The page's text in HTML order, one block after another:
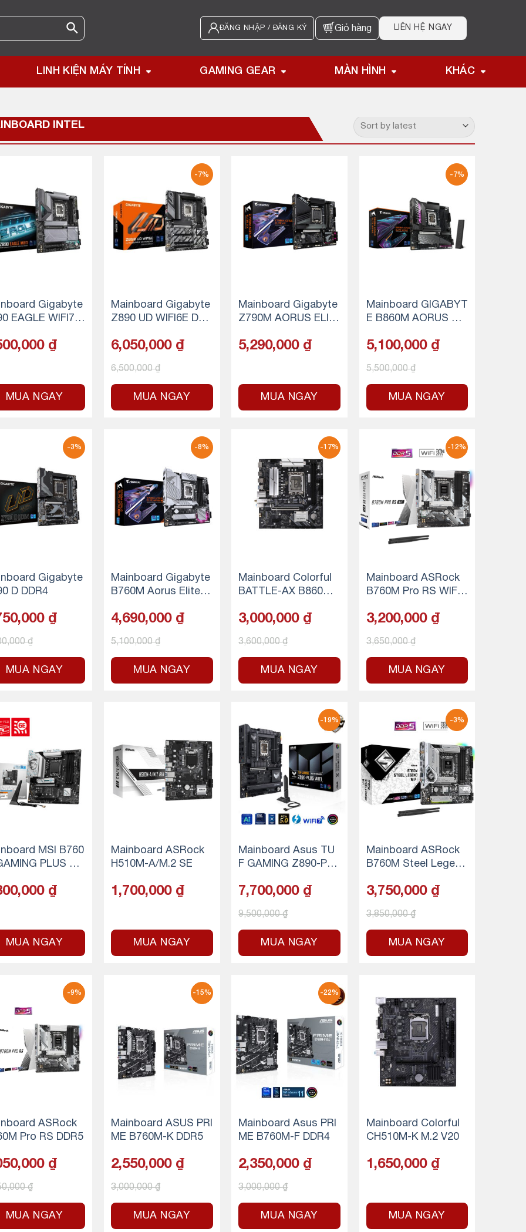
ĐĂNG NHẬP / ĐĂNG KÝ Giỏ hàng LIÊN HỆ NGAY
LINH KIỆN MÁY TÍNH GAMING GEAR MÀN HÌNH KHÁC
INTEL
Gigabyte
EAGLE WIFI7 D
₫
MUA NGAY
-7%
Mainboard Gigabyte
Z890 UD WIFI6E DDR
6,050,000 ₫
6,500,000₫
MUA NGAY
Mainboard Gigabyte
Z790M AORUS ELIT
etooth)
5,290,000 ₫
MUA NGAY
-7%
Mainboard GIGABYT
E B860M AORUS ELI
5,100,000 ₫
5,500,000₫
MUA NGAY
-3%
Gigabyte
D DDR4
₫
₫
MUA NGAY
-8%
Mainboard Gigabyte
B760M Aorus Elite
(Bluetooth)
4,690,000 ₫
5,100,000₫
MUA NGAY
-17%
Mainboard Colorful
BATTLE-AX B860M-
3,000,000 ₫
3,600,000₫
MUA NGAY
-12%
Mainboard ASRock
B760M Pro RS WIFI
3,200,000 ₫
3,650,000₫
MUA NGAY
MSI B760
PLUS WI
₫
MUA NGAY
Mainboard ASRock
H510M-A/M.2 SE
1,700,000 ₫
MUA NGAY
-19%
Mainboard Asus TU
F GAMING Z890-PLU
erbolt 4 + Bluetooth)
7,700,000 ₫
9,500,000₫
MUA NGAY
-3%
Mainboard ASRock
B760M Steel Legend
3,750,000 ₫
3,850,000₫
MUA NGAY
-9%
ASRock
Pro RS DDR5
₫
₫
MUA NGAY
-15%
Mainboard ASUS PRI
ME B760M-K DDR5
2,550,000 ₫
3,000,000₫
MUA NGAY
-22%
Mainboard Asus PRI
ME B760M-F DDR4
2,350,000 ₫
3,000,000₫
MUA NGAY
Mainboard Colorful
CH510M-K M.2 V20
1,650,000 ₫
MUA NGAY